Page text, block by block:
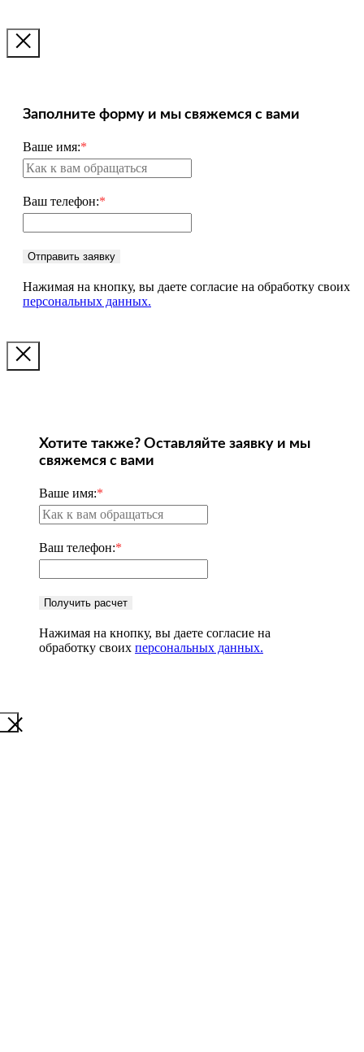
Заполните форму и мы свяжемся с вами
Ваше имя:*
Ваш телефон:*
Отправить заявку
Нажимая на кнопку, вы даете согласие на обработку своих
персональных данных.
Хотите также? Оставляйте заявку и мы
свяжемся с вами
Ваше имя:*
Ваш телефон:*
Получить расчет
Нажимая на кнопку, вы даете согласие на
обработку своих персональных данных.